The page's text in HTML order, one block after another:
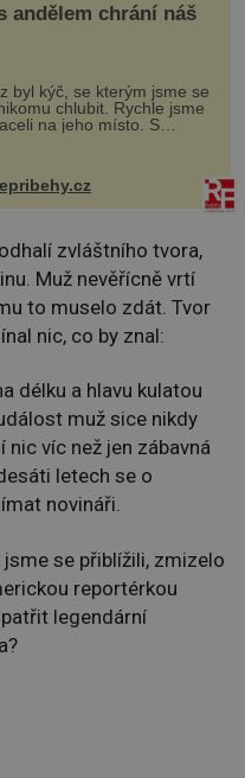
andělem chrání náš
byl kýč, se kterým jsme se
chlubit. Rychle jsme
na jeho místo. S
Vaškem jsme si pořídili
takový domek na severu
jsme si naplánova...
zvláštního tvora,
Muž nevěřícně vrtí
to muselo zdát. Tvor
nic, co by znal:
délku a hlavu kulatou
muž sice nikdy
nic víc než jen zábavná
letech se o
novináři.
jsme se přiblížili, zmizelo
reportérkou
legendární